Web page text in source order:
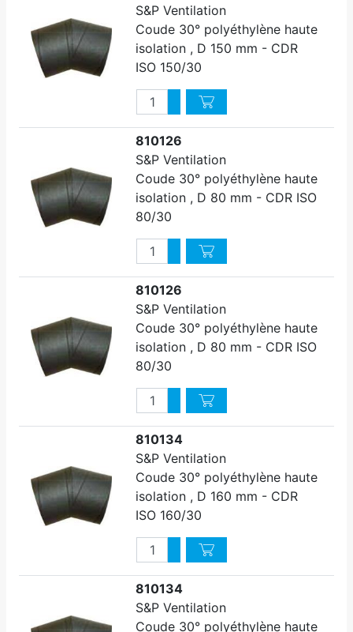
S&P Ventilation
Coude 30° polyéthylène haute
isolation , D 150 mm - CDR
ISO 150/30
QuantitéAugmenter quantité
Diminuer quantité
810126
S&P Ventilation
Coude 30° polyéthylène haute
isolation , D 80 mm - CDR ISO
80/30
QuantitéAugmenter quantité
Diminuer quantité
810126
S&P Ventilation
Coude 30° polyéthylène haute
isolation , D 80 mm - CDR ISO
80/30
QuantitéAugmenter quantité
Diminuer quantité
810134
S&P Ventilation
Coude 30° polyéthylène haute
isolation , D 160 mm - CDR
ISO 160/30
QuantitéAugmenter quantité
Diminuer quantité
810134
S&P Ventilation
Coude 30° polyéthylène haute